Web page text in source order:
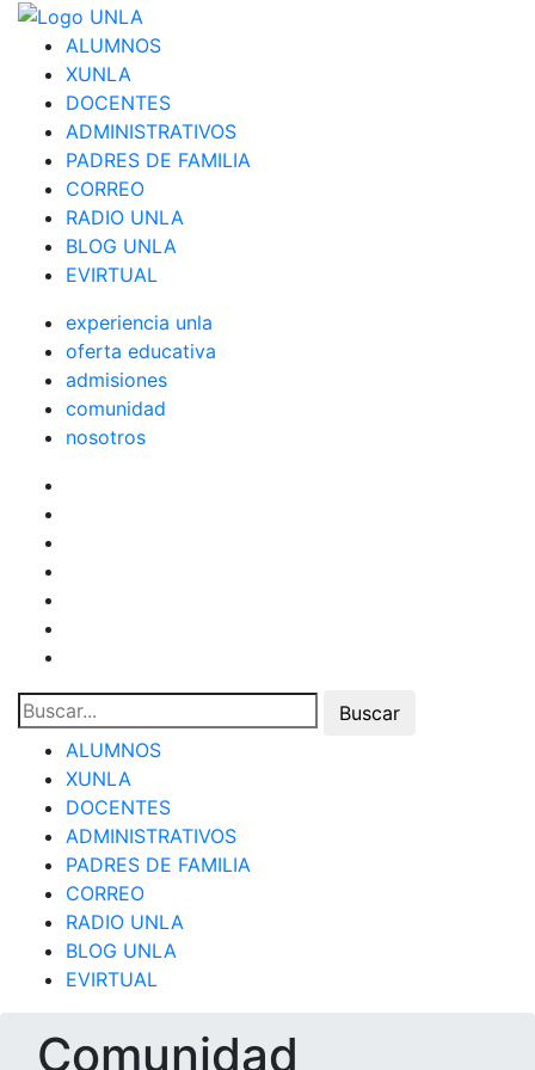
ALUMNOS
XUNLA
DOCENTES
ADMINISTRATIVOS
PADRES DE FAMILIA
CORREO
RADIO UNLA
BLOG UNLA
EVIRTUAL
experiencia unla
oferta educativa
admisiones
comunidad
nosotros
ALUMNOS
XUNLA
DOCENTES
ADMINISTRATIVOS
PADRES DE FAMILIA
CORREO
RADIO UNLA
BLOG UNLA
EVIRTUAL
Comunidad